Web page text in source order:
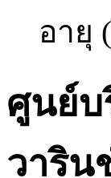
อายุ
ศูนย์บ
วาริน